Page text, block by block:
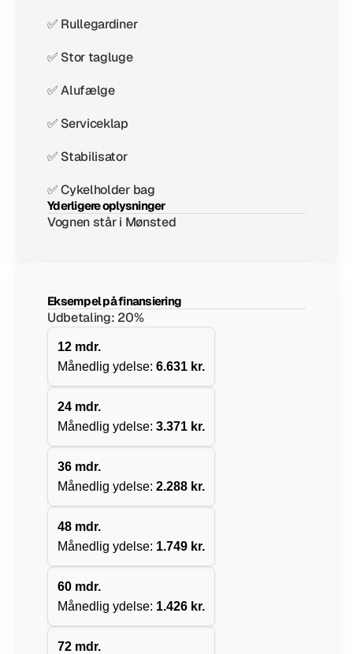
✅ Rullegardiner
✅ Stor tagluge
✅ Alufælge
✅ Serviceklap
✅ Stabilisator
✅ Cykelholder bag
Yderligere oplysninger
Vognen står i Mønsted
Eksempel på finansiering
Udbetaling: 20%
12 mdr.
Månedlig ydelse: 6.631 kr.
24 mdr.
Månedlig ydelse: 3.371 kr.
36 mdr.
Månedlig ydelse: 2.288 kr.
48 mdr.
Månedlig ydelse: 1.749 kr.
60 mdr.
Månedlig ydelse: 1.426 kr.
72 mdr.